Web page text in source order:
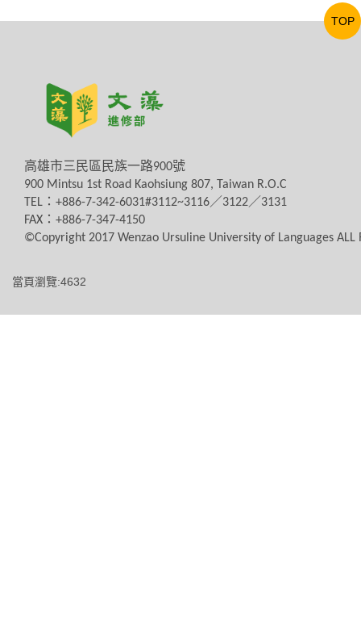
高雄市三民區民族一路900號
900 Mintsu 1st Road Kaohsiung 807, Taiwan R.O.C
TEL ： +886-7-342-6031#3112~3116／ 3122／ 3131
FAX ： +886-7-347-4150
©Copyright 2017 Wenzao Ursuline University of Languages ALL
當頁瀏覽:4632
TOP